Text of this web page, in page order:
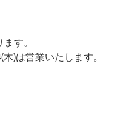
す。
)は営業いたします。